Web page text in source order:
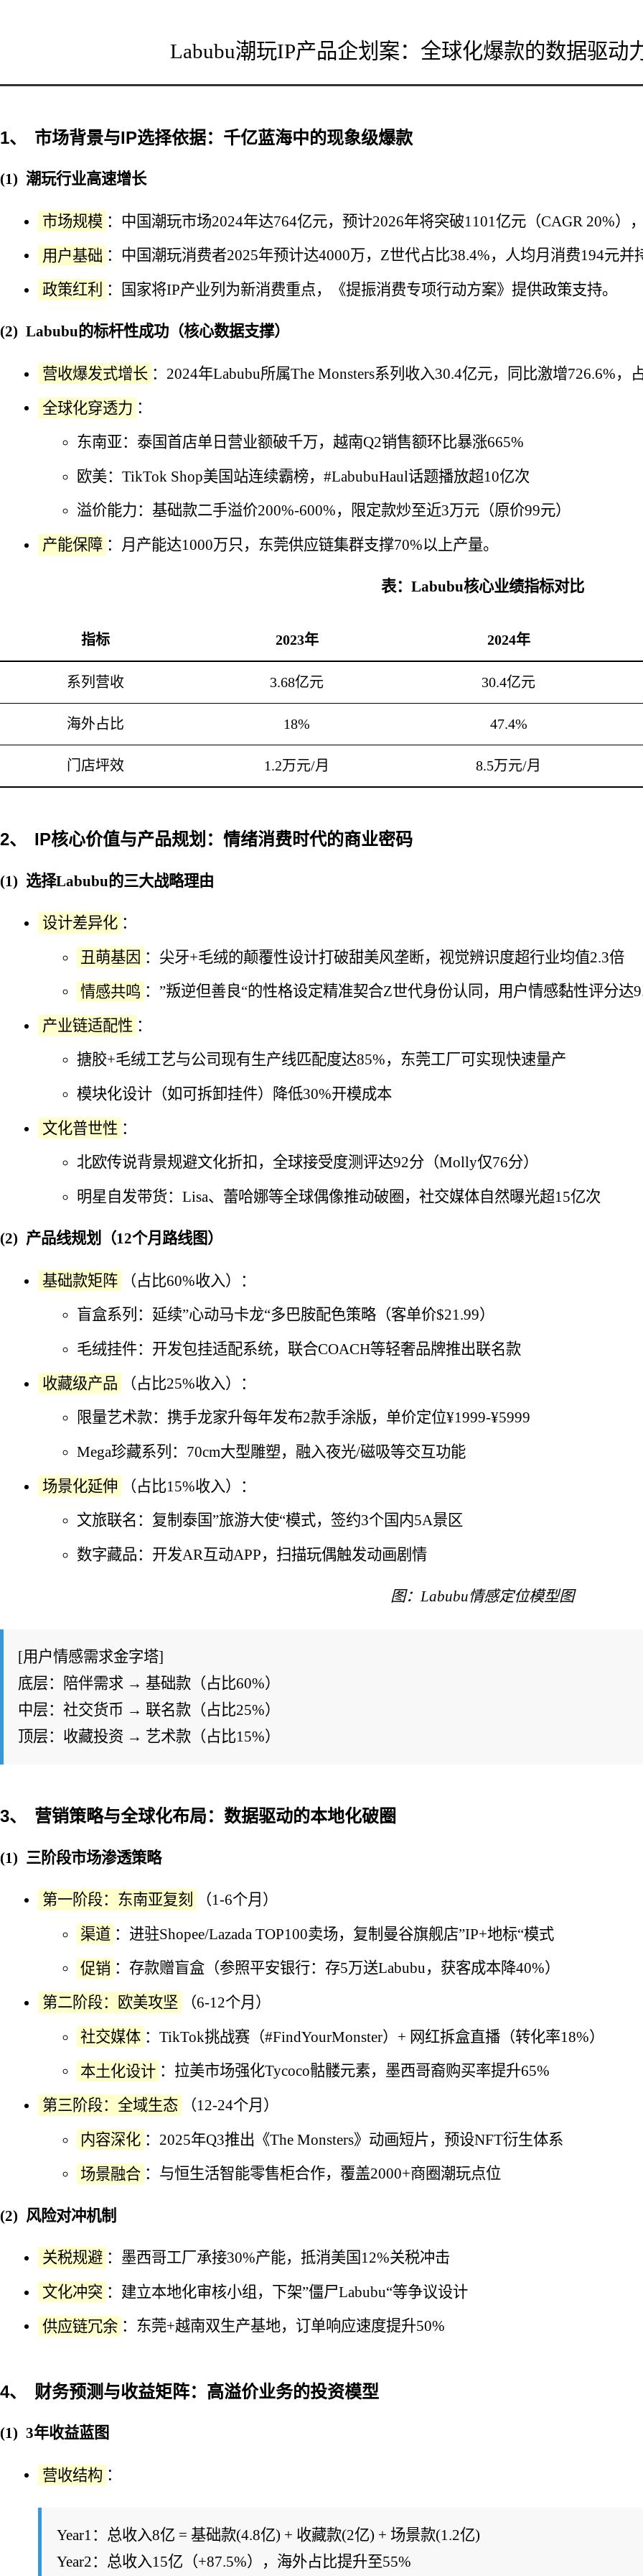
Labubu潮玩IP产品企划案：全球化爆款的数据驱动
市场背景与IP选择依据：千亿蓝海中的现象级爆款
潮玩行业高速增长
市场规模 ：中国潮玩市场2024年达764亿元，预计2026年将突破1101亿元（CAGR 20%）
用户基础 ：中国潮玩消费者2025年预计达4000万，Z世代占比38.4%，人均月消费194元并
政策红利 ：国家将IP产业列为新消费重点，《提振消费专项行动方案》提供政策支持。
Labubu的标杆性成功（核心数据支撑）
营收爆发式增长 ：2024年Labubu所属The Monsters系列收入30.4亿元，同比激增726.6%，
全球化穿透力 ：
东南亚：泰国首店单日营业额破千万，越南Q2销售额环比暴涨665%
欧美：TikTok Shop美国站连续霸榜，#LabubuHaul话题播放超10亿次
溢价能力：基础款二手溢价200%-600%，限定款炒至近3万元（原价99元）
产能保障 ：月产能达1000万只，东莞供应链集群支撑70%以上产量。
表：Labubu核心业绩指标对比
指标 2023年 2024年
系列营收 3.68亿元 30.4亿元
海外占比 18% 47.4%
门店坪效 1.2万元/月 8.5万元/月
IP核心价值与产品规划：情绪消费时代的商业密码
选择Labubu的三大战略理由
设计差异化 ：
丑萌基因 ：尖牙+毛绒的颠覆性设计打破甜美风垄断，视觉辨识度超行业均值2.3倍
情感共鸣 ：”叛逆但善良“的性格设定精准契合Z世代身份认同，用户情感黏性评分达
产业链适配性 ：
搪胶+毛绒工艺与公司现有生产线匹配度达85%，东莞工厂可实现快速量产
模块化设计（如可拆卸挂件）降低30%开模成本
文化普世性 ：
北欧传说背景规避文化折扣，全球接受度测评达92分（Molly仅76分）
明星自发带货：Lisa、蕾哈娜等全球偶像推动破圈，社交媒体自然曝光超15亿次
产品线规划（12个月路线图）
基础款矩阵
（占比60%收入）：
盲盒系列：延续”心动马卡龙“多巴胺配色策略（客单价$21.99）
毛绒挂件：开发包挂适配系统，联合COACH等轻奢品牌推出联名款
收藏级产品
（占比25%收入）：
限量艺术款：携手龙家升每年发布2款手涂版，单价定位¥1999-¥5999
Mega珍藏系列：70cm大型雕塑，融入夜光/磁吸等交互功能
场景化延伸
（占比15%收入）：
文旅联名：复制泰国”旅游大使“模式，签约3个国内5A景区
数字藏品：开发AR互动APP，扫描玩偶触发动画剧情
图：Labubu情感定位模型图
[用户情感需求金字塔]
底层：陪伴需求 → 基础款（占比60%）
中层：社交货币 → 联名款（占比25%）
顶层：收藏投资 → 艺术款（占比15%）
营销策略与全球化布局：数据驱动的本地化破圈
三阶段市场渗透策略
第一阶段：东南亚复刻
（1-6个月）
渠道 ：进驻Shopee/Lazada TOP100卖场，复制曼谷旗舰店”IP+地标“模式
促销 ：存款赠盲盒（参照平安银行：存5万送Labubu，获客成本降40%）
第二阶段：欧美攻坚
（6-12个月）
社交媒体 ：TikTok挑战赛（#FindYourMonster）+ 网红拆盒直播（转化率18%）
本土化设计 ：拉美市场强化Tycoco骷髅元素，墨西哥裔购买率提升65%
第三阶段：全域生态
（12-24个月）
内容深化 ：2025年Q3推出《The Monsters》动画短片，预设NFT衍生体系
场景融合 ：与恒生活智能零售柜合作，覆盖2000+商圈潮玩点位
风险对冲机制
关税规避 ：墨西哥工厂承接30%产能，抵消美国12%关税冲击
文化冲突 ：建立本地化审核小组，下架”僵尸Labubu“等争议设计
供应链冗余 ：东莞+越南双生产基地，订单响应速度提升50%
财务预测与收益矩阵：高溢价业务的投资模型
3年收益蓝图
营收结构 ：
Year1：总收入8亿 = 基础款(4.8亿) + 收藏款(2亿) + 场景款(1.2亿)
Year2：总收入15亿（+87.5%），海外占比提升至55%